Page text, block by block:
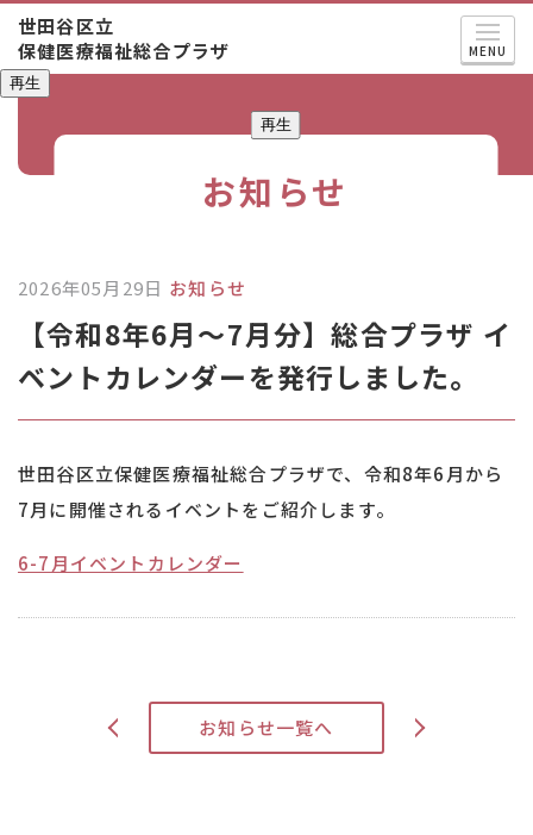
世田谷区立
保健医療福祉総合プラザ
MENU
再生
再生
お知らせ
2026年05月29日 お知らせ
【令和8年6月～7月分】総合プラザ イ
ベントカレンダーを発行しました。
世田谷区立保健医療福祉総合プラザで、令和8年6月から
7月に開催されるイベントをご紹介します。
6-7月イベントカレンダー
< お知らせ一覧へ >